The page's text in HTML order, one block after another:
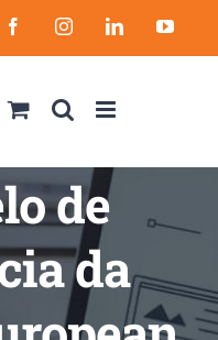
FacebookInstagramLinkedIn
de
da